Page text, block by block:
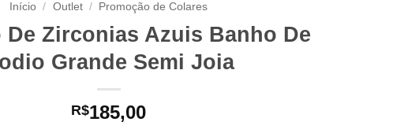
Início / Outlet / Promoção de Colares
Zirconias Azuis Banho De
Grande Semi Joia
R$185,00